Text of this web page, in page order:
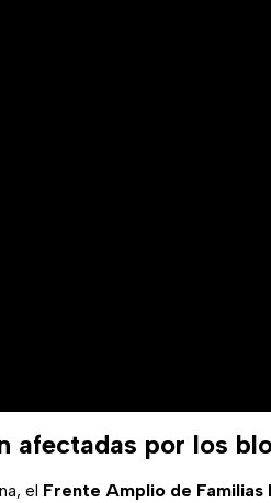
afectadas por los
el Frente Amplio de Familias